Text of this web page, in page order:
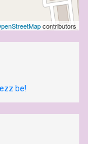
contributors
be!